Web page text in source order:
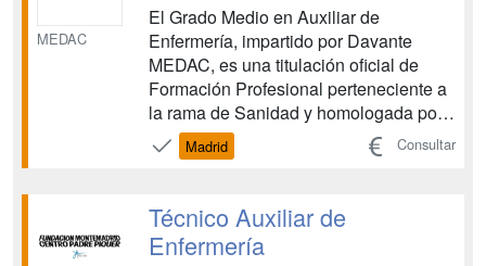
MEDAC
El Grado Medio en Auxiliar de
Enfermería, impartido por Davante
MEDAC, es una titulación oficial de
Formación Profesional perteneciente a
la rama de Sanidad y homologada por
el Ministerio de Educación. Esta
formación te prepara para ofrecer
prestar apoyo al personal sanitario en
diferentes entornos asistenciales, ...
Madrid Consultar
Técnico Auxiliar de
Enfermería